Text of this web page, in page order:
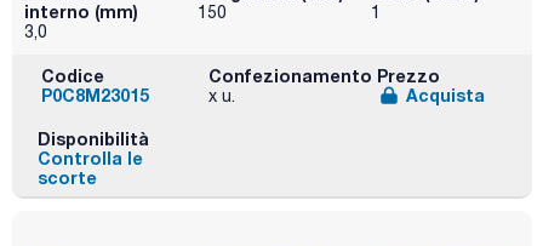
interno (mm)
3,0
150 1
Codice
P0C8M23015
Confezionamento
x u.
Prezzo
Acquista
Disponibilità
Controlla le
scorte